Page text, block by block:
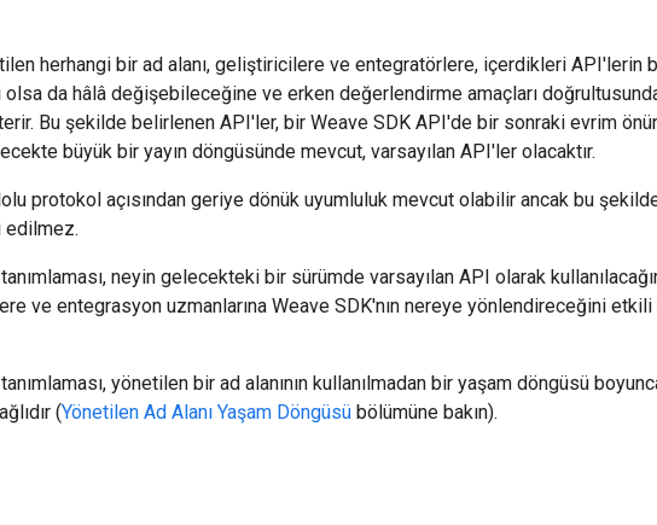
herhangi bir ad alanı, geliştiricilere ve entegratörlere, içerdikleri API'lerin
da hâlâ değişebileceğine ve erken değerlendirme amaçları
Bu şekilde belirlenen API'ler, bir Weave SDK API'de bir sonraki evrim
büyük bir yayın döngüsünde mevcut, varsayılan API'ler olacaktır.
protokol açısından geriye dönük uyumluluk mevcut olabilir ancak bu
edilmez.
neyin gelecekteki bir sürümde varsayılan API olarak
ve entegrasyon uzmanlarına Weave SDK'nın nereye yönlendireceğini etkili
yönetilen bir ad alanının kullanılmadan bir yaşam döngüsü
(Yönetilen Ad Alanı Yaşam Döngüsü bölümüne bakın).